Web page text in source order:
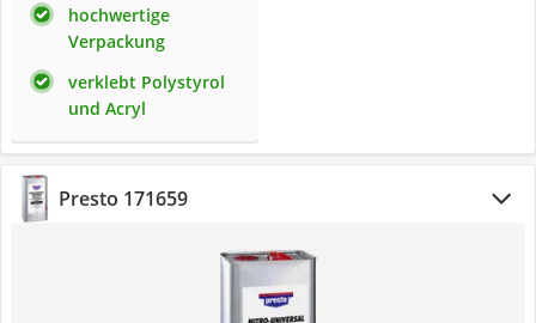
hochwertige
Verpackung
verklebt Polystyrol
und Acryl
Presto 171659